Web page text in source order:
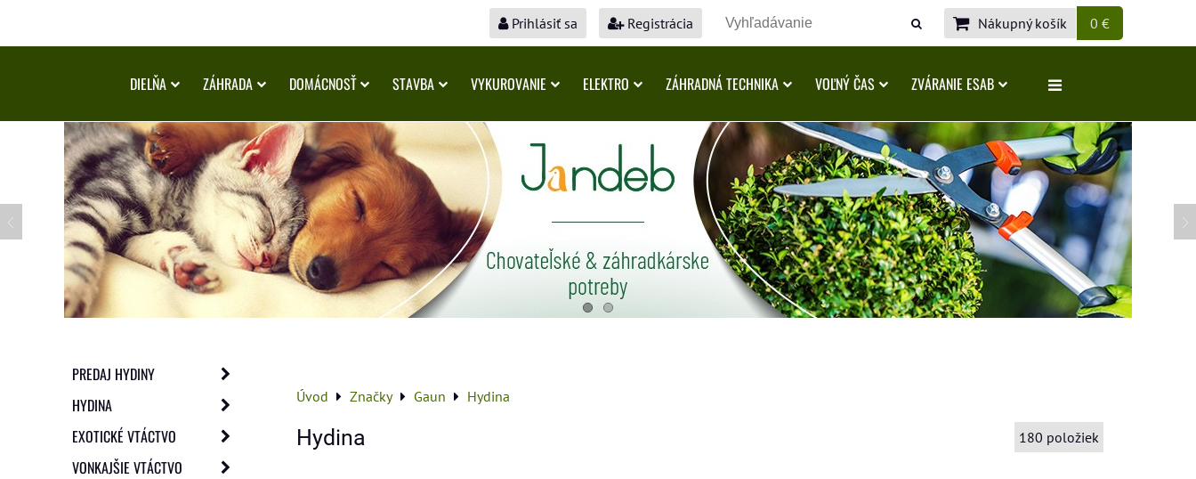
Prihlásiť sa Registrácia Nákupný košík 0 €
DIELŇA ZÁHRADA DOMÁCNOSŤ STAVBA VYKUROVANIE ELEKTRO ZÁHRADNÁ TECHNIKA VOĽNÝ ČAS ZVÁRANIE ESAB
Úvod Značky Gaun Hydina
Hydina 180 položiek
PREDAJ HYDINY
HYDINA
EXOTICKÉ VTÁCTVO
VONKAJŠIE VTÁCTVO